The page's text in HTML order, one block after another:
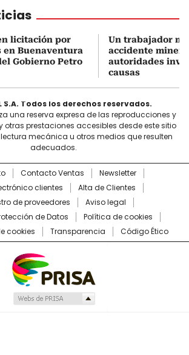
licitación por
en Buenaventura
Gobierno Petro
Un trabajador
accidente minero
autoridades
causas
S.A. Todos los derechos reservados.
una reserva expresa de las reproducciones y
otras prestaciones accesibles desde este sitio
mecánica u otros medios que resulten
adecuados.
Contacto Ventas
Newsletter
clientes
Alta de Clientes
de proveedores
Aviso legal
de Datos
Política de cookies
cookies
Transparencia Código Ético